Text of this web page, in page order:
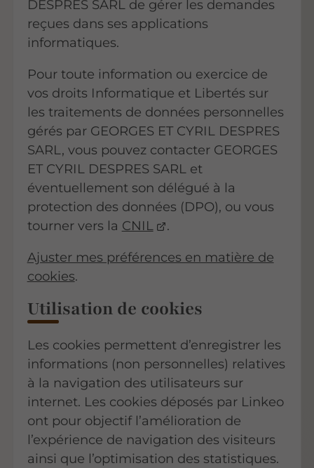
DESPRES SARL de gérer les demandes
reçues dans ses applications
informatiques.
Pour toute information ou exercice de
vos droits Informatique et Libertés sur
les traitements de données personnelles
gérés par GEORGES ET CYRIL DESPRES
SARL, vous pouvez contacter GEORGES
ET CYRIL DESPRES SARL et
éventuellement son délégué à la
protection des données (DPO), ou vous
tourner vers la CNIL
.
Ajuster mes préférences en matière de
cookies.
Utilisation de cookies
Les cookies permettent d’enregistrer les
informations (non personnelles) relatives
à la navigation des utilisateurs sur
internet. Les cookies déposés par Linkeo
ont pour objectif l’amélioration de
l’expérience de navigation des visiteurs
ainsi que l’optimisation des statistiques.